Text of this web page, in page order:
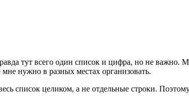
тут всего один список и цифра, но не важно.
нужно в разных местах организовать.
список целиком, а не отдельные строки.